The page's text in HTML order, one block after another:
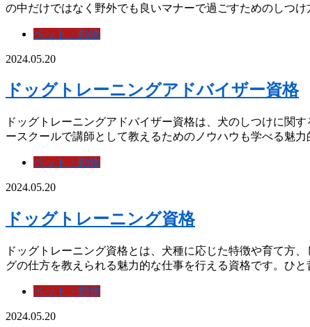
の中だけではなく野外でも良いマナーで過ごすためのしつ
ペット・動物
2024.05.20
ドッグトレーニングアドバイザー資格
ドッグトレーニングアドバイザー資格は、犬のしつけに関
ースクールで講師として教えるためのノウハウも学べる魅
ペット・動物
2024.05.20
ドッグトレーニング資格
ドッグトレーニング資格とは、犬種に応じた特徴や育て方
グの仕方を教えられる魅力的な仕事を行える資格です。ひ
ペット・動物
2024.05.20